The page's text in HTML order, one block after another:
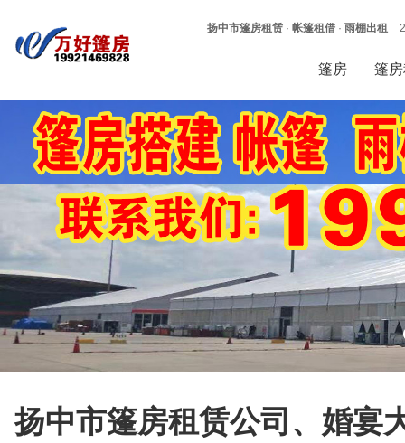
扬中市篷房租赁· 帐篷租借· 雨棚出租
篷房 篷
扬中市篷房租赁公司、婚宴